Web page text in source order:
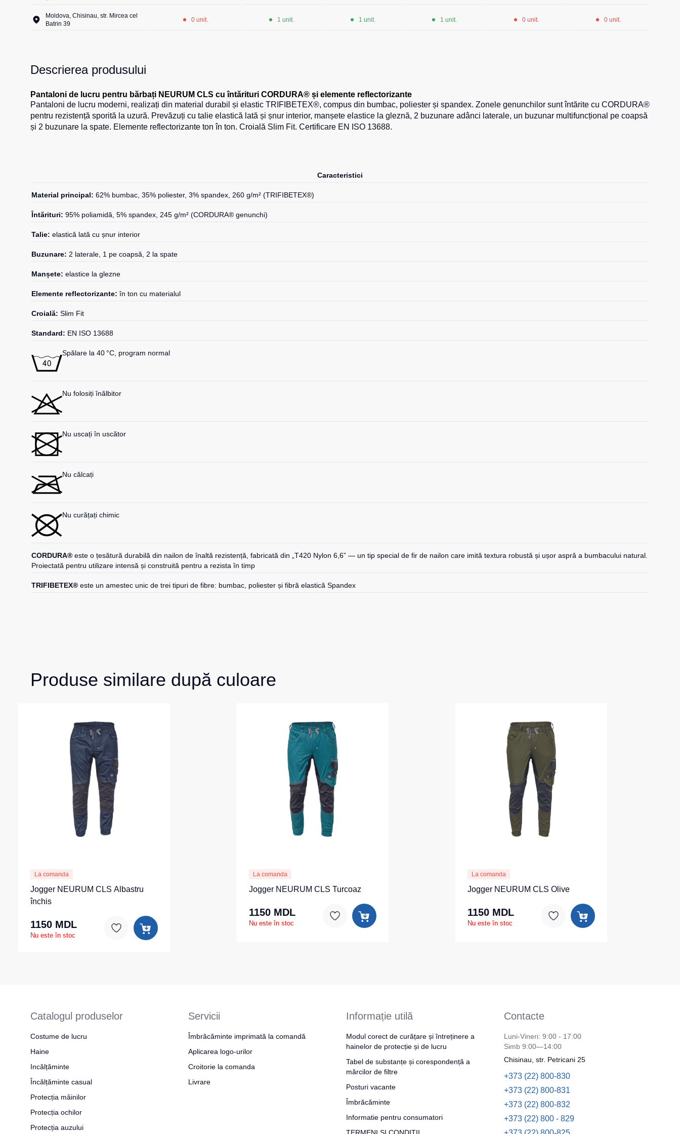
Moldova, Chisinau, str. Mircea cel
Batrin 39
0 unit. 1 unit. 1 unit. 1 unit. 0 unit. 0 unit.
Descrierea produsului
Pantaloni de lucru pentru bărbați NEURUM CLS​ cu întărituri CORDURA® și elemente reflectorizante
Pantaloni de lucru moderni, realizați din material durabil și elastic TRIFIBETEX®, compus din bumbac, poliester și spandex. Zonele genunchilor sunt întărite cu CORDURA®
pentru rezistență sporită la uzură. Prevăzuți cu talie elastică lată și șnur interior, manșete elastice la gleznă, 2 buzunare adânci laterale, un buzunar multifuncțional pe coapsă
și 2 buzunare la spate. Elemente reflectorizante ton în ton. Croială Slim Fit. Certificare EN ISO 13688.
Caracteristici
Material principal: 62% bumbac, 35% poliester, 3% spandex, 260 g/m² (TRIFIBETEX®)
Întărituri: 95% poliamidă, 5% spandex, 245 g/m² (CORDURA® genunchi)
Talie: elastică lată cu șnur interior
Buzunare: 2 laterale, 1 pe coapsă, 2 la spate
Manșete: elastice la glezne
Elemente reflectorizante: în ton cu materialul
Croială: Slim Fit
Standard: EN ISO 13688
Spălare la 40 °C, program normal
Nu folosiți înălbitor
Nu uscați în uscător
Nu călcați
Nu curățați chimic
CORDURA® este o țesătură durabilă din nailon de înaltă rezistență, fabricată din „T420 Nylon 6,6” — un tip special de fir de nailon care imită textura robustă și ușor aspră a bumbacului natural.
Proiectată pentru utilizare intensă și construită pentru a rezista în timp
TRIFIBETEX® este un amestec unic de trei tipuri de fibre: bumbac, poliester și fibră elastică Spandex
Produse similare după culoare
La comanda
Jogger NEURUM CLS Albastru
închis
1150 MDL
Nu este în stoc
La comanda
Jogger NEURUM CLS Turcoaz
1150 MDL
Nu este în stoc
La comanda
Jogger NEURUM CLS Olive
1150 MDL
Nu este în stoc
Catalogul produselor
Costume de lucru
Haine
Incălțăminte
Încălțăminte casual
Protecția mâinilor
Protecția ochilor
Protecția auzului
Servicii
Îmbrăcăminte imprimată la comandă
Aplicarea logo-urilor
Croitorie la comanda
Livrare
Informație utilă
Modul corect de curățare și întreținere a
hainelor de protecție și de lucru
Tabel de substanțe și corespondență a
mărcilor de filtre
Posturi vacante
Îmbrăcăminte
Informatie pentru consumatori
Contacte
Luni-Vineri: 9:00 - 17:00
Simb 9:00—14:00
Chisinau, str. Petricani 25
+373 (22) 800-830
+373 (22) 800-831
+373 (22) 800-832
+373 (22) 800 - 829